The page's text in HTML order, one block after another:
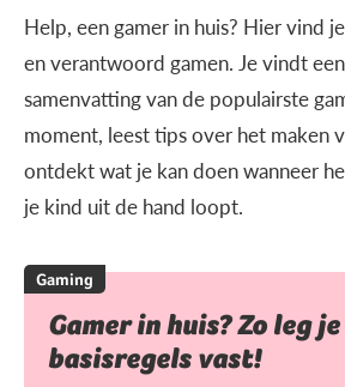
Help, een gamer in huis? Hier vind
en verantwoord gamen. Je vindt
samenvatting van de populairste
moment, leest tips over het maken
ontdekt wat je kan doen wanneer
je kind uit de hand loopt.
Gaming
Gamer in huis? Zo leg
basisregels vast!